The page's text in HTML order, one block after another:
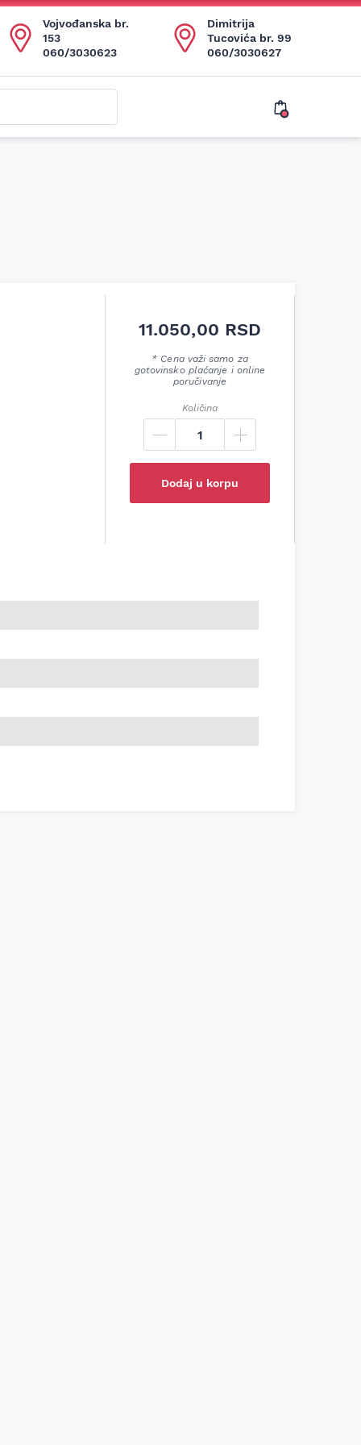
Vojvođanska br.
153
060/3030623
Dimitrija
Tucovića br. 99
060/3030627
11.050,00 RSD
* Cena važi samo za
gotovinsko plaćanje i online
poručivanje
Količina
Dodaj u korpu